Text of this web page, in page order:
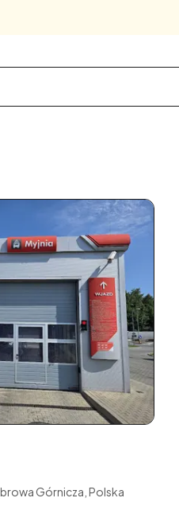
Górnicza, Polska